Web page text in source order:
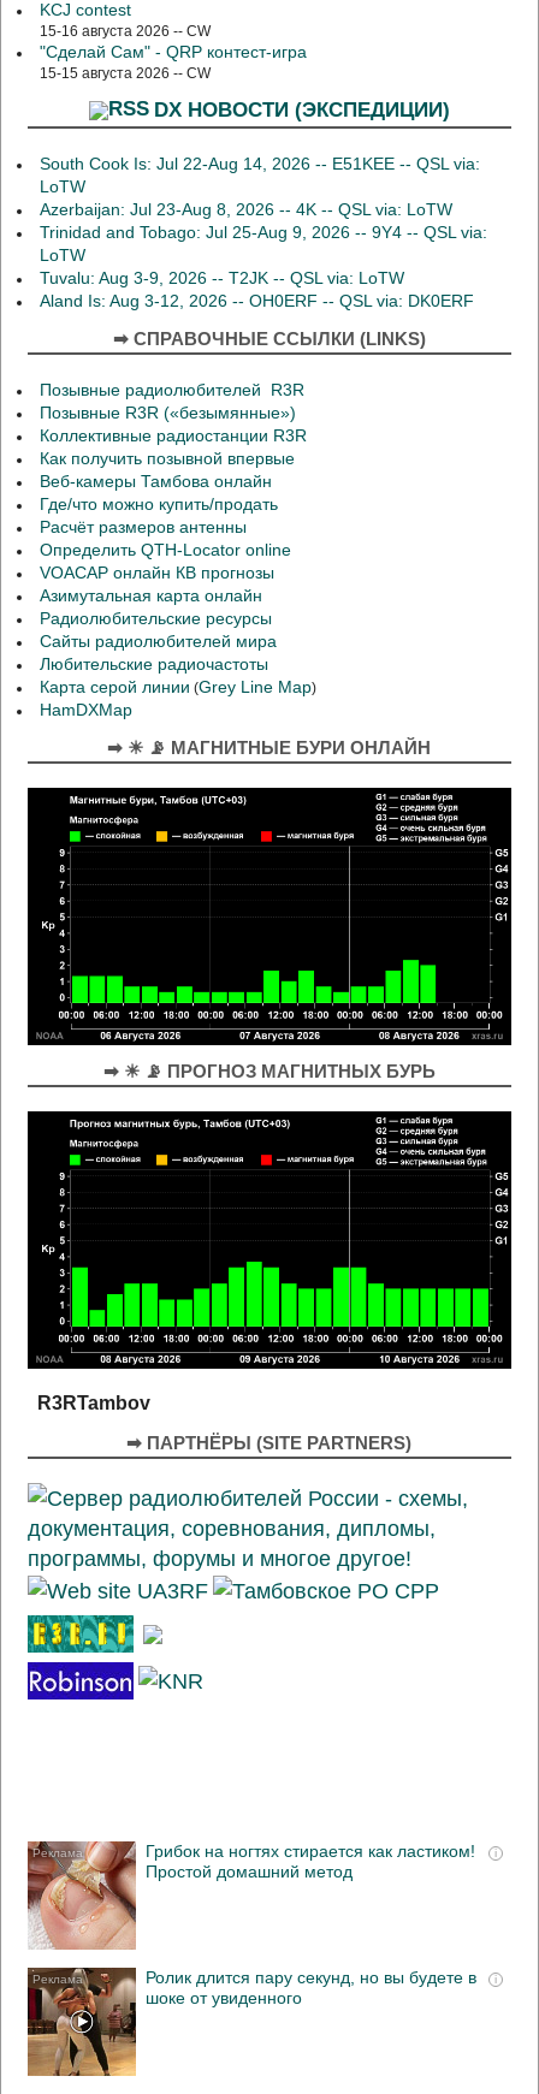
KCJ contest
15-16 августа 2026 -- CW
"Сделай Сам" - QRP контест-игра
15-15 августа 2026 -- CW
DX НОВОСТИ (ЭКСПЕДИЦИИ)
South Cook Is: Jul 22-Aug 14, 2026 -- E51KEE -- QSL via:
LoTW
Azerbaijan: Jul 23-Aug 8, 2026 -- 4K -- QSL via: LoTW
Trinidad and Tobago: Jul 25-Aug 9, 2026 -- 9Y4 -- QSL via:
LoTW
Tuvalu: Aug 3-9, 2026 -- T2JK -- QSL via: LoTW
Aland Is: Aug 3-12, 2026 -- OH0ERF -- QSL via: DK0ERF
➡ СПРАВОЧНЫЕ ССЫЛКИ (LINKS)
Позывные радиолюбителей R3R
Позывные R3R («безымянные»)
Коллективные радиостанции R3R
Как получить позывной впервые
Веб-камеры Тамбова онлайн
Где/что можно купить/продать
Расчёт размеров антенны
Определить QTH-Locator online
VOACAP онлайн КВ прогнозы
Азимутальная карта онлайн
Радиолюбительские ресурсы
Сайты радиолюбителей мира
Любительские радиочастоты
Карта серой линии (Grey Line Map)
HamDXMap
➡ ☀ 📡 МАГНИТНЫЕ БУРИ ОНЛАЙН
➡ ☀ 📡 ПРОГНОЗ МАГНИТНЫХ БУРЬ
R3RTambov
➡ ПАРТНЁРЫ (SITE PARTNERS)
i
Грибок на ногтях стирается как ластиком!
Простой домашний метод
i
Ролик длится пару секунд, но вы будете в
шоке от увиденного